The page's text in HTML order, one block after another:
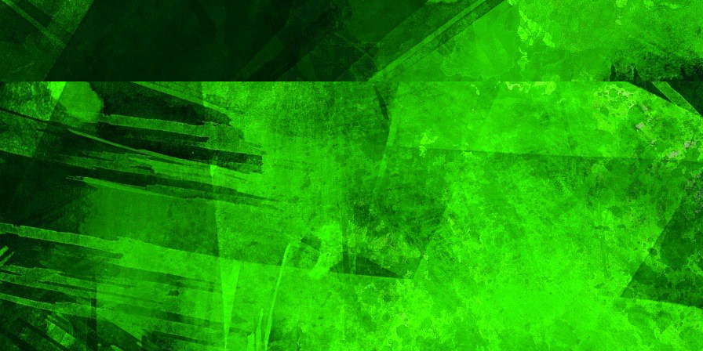
Gobierno de Pepe
Chedraui